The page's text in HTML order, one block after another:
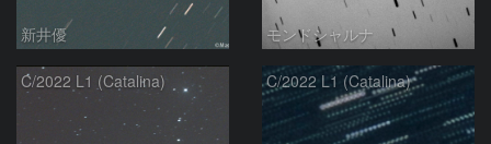
新井優 モンドシャルナ
C/2022 L1 (Catalina) C/2022 L1 (Catalina)